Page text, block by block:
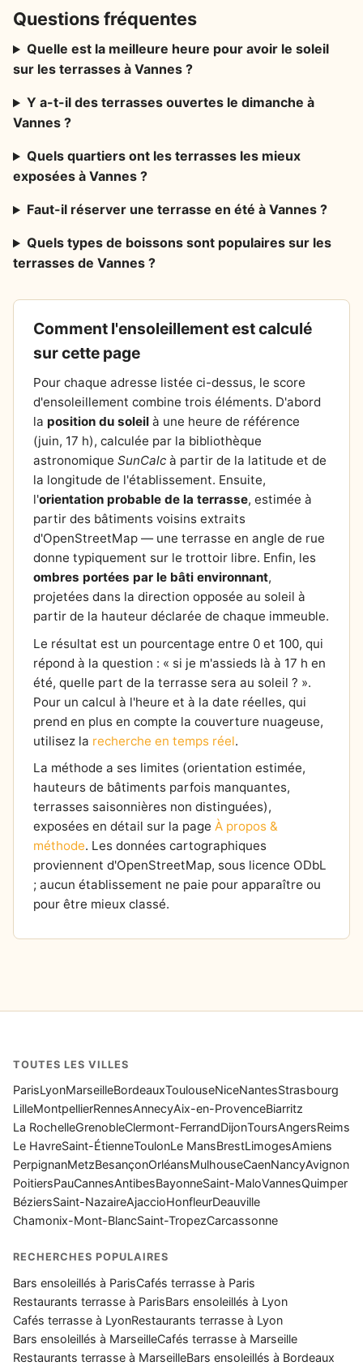
Questions fréquentes
Quelle est la meilleure heure pour avoir le soleil
sur les terrasses à Vannes ?
Y a-t-il des terrasses ouvertes le dimanche à
Vannes ?
Quels quartiers ont les terrasses les mieux
exposées à Vannes ?
Faut-il réserver une terrasse en été à Vannes ?
Quels types de boissons sont populaires sur les
terrasses de Vannes ?
Comment l'ensoleillement est calculé
sur cette page
Pour chaque adresse listée ci-dessus, le score
d'ensoleillement combine trois éléments. D'abord
la position du soleil à une heure de référence
(juin, 17 h), calculée par la bibliothèque
astronomique SunCalc à partir de la latitude et de
la longitude de l'établissement. Ensuite,
l'orientation probable de la terrasse, estimée à
partir des bâtiments voisins extraits
d'OpenStreetMap — une terrasse en angle de rue
donne typiquement sur le trottoir libre. Enfin, les
ombres portées par le bâti environnant,
projetées dans la direction opposée au soleil à
partir de la hauteur déclarée de chaque immeuble.
Le résultat est un pourcentage entre 0 et 100, qui
répond à la question : « si je m'assieds là à 17 h en
été, quelle part de la terrasse sera au soleil ? ».
Pour un calcul à l'heure et à la date réelles, qui
prend en plus en compte la couverture nuageuse,
utilisez la recherche en temps réel.
La méthode a ses limites (orientation estimée,
hauteurs de bâtiments parfois manquantes,
terrasses saisonnières non distinguées),
exposées en détail sur la page À propos &
méthode. Les données cartographiques
proviennent d'OpenStreetMap, sous licence ODbL
; aucun établissement ne paie pour apparaître ou
pour être mieux classé.
TOUTES LES VILLES
ParisLyonMarseilleBordeauxToulouseNiceNantesStrasbourg
LilleMontpellierRennesAnnecyAix-en-ProvenceBiarritz
La RochelleGrenobleClermont-FerrandDijonToursAngersReims
Le HavreSaint-ÉtienneToulonLe MansBrestLimogesAmiens
PerpignanMetzBesançonOrléansMulhouseCaenNancyAvignon
PoitiersPauCannesAntibesBayonneSaint-MaloVannesQuimper
BéziersSaint-NazaireAjaccioHonfleurDeauville
Chamonix-Mont-BlancSaint-TropezCarcassonne
RECHERCHES POPULAIRES
Bars ensoleillés à ParisCafés terrasse à Paris
Restaurants terrasse à ParisBars ensoleillés à Lyon
Cafés terrasse à LyonRestaurants terrasse à Lyon
Bars ensoleillés à MarseilleCafés terrasse à Marseille
Restaurants terrasse à MarseilleBars ensoleillés à Bordeaux